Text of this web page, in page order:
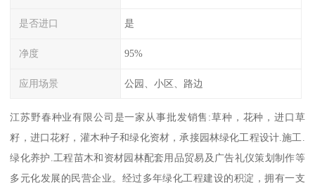
是否进口 是
净度 95%
应用场景 公园、小区、路边
江苏野春种业有限公司是一家从事批发销售:草种，花种，进口草
籽，进口花籽，灌木种子和绿化资材，承接园林绿化工程设计.施工.
绿化养护.工程苗木和资材园林配套用品贸易及广告礼仪策划制作等
多元化发展的民营企业。经过多年绿化工程建设的积淀，拥有一支